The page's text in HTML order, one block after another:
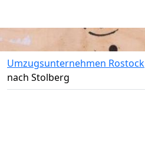
Umzugsunternehmen Rostock
nach Stolberg